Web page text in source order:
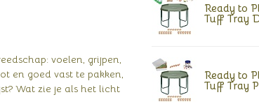
voelen, grijpen,
en goed vast te pakken,
Wat zie je als het licht
Ready to
Tuff Tray
Ready to
Tuff Tray